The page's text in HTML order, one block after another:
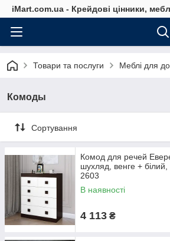
iMart.com.ua - Крейдові цінники,
Товари та послуги Меблі для
Комоды
Сортування
Комод для речей
шухляд, венге +
2603
В наявності
4 113 ₴